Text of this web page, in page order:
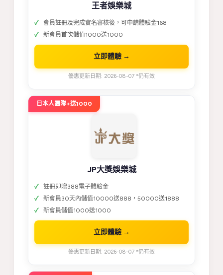
王者娛樂城
會員註冊及完成實名審核後，可申請體驗金168
新會員首次儲值1000送1000
立即體驗 →
優惠更新日期: 2026-08-07 *仍有效
日本人團隊+送1000
JP大獎娛樂城
註冊即贈388電子體驗金
新會員30天內儲值10000送888，50000送1888
新會員儲值1000送1000
立即體驗 →
優惠更新日期: 2026-08-07 *仍有效